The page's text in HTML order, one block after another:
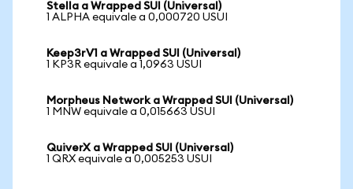
Stella a Wrapped SUI (Universal)
1 ALPHA equivale a 0,000720 USUI
Keep3rV1 a Wrapped SUI (Universal)
1 KP3R equivale a 1,0963 USUI
Morpheus Network a Wrapped SUI (Universal)
1 MNW equivale a 0,015663 USUI
QuiverX a Wrapped SUI (Universal)
1 QRX equivale a 0,005253 USUI